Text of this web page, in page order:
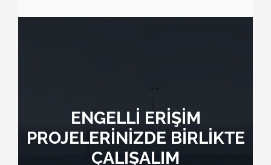
ENGELLİ ERİŞİM
PROJELERİNİZDE BİRLİKTE
ÇALIŞALIM